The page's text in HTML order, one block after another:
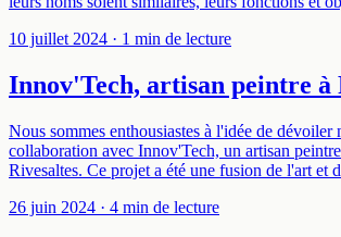
10 juillet 2024 · 1 min de lecture
Innov'Tech, artisan peintre à
Nous sommes enthousiastes à l'idée de dévoiler
collaboration avec Innov'Tech, un artisan
Rivesaltes. Ce projet a été une fusion de l'art et
26 juin 2024 · 4 min de lecture